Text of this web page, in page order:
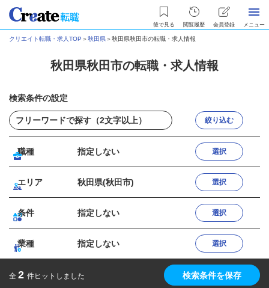
後で見る 閲覧履歴 会員登録 メニュー
クリエイト転職・求人TOP ＞秋田県＞秋田県秋田市の転職・求人情報
秋田県秋田市の転職・求人情報
検索条件の設定
絞り込む
職種 指定しない 選択
エリア 秋田県(秋田市) 選択
条件 指定しない 選択
業種 指定しない 選択
全 2 件ヒットしました 検索条件を保存